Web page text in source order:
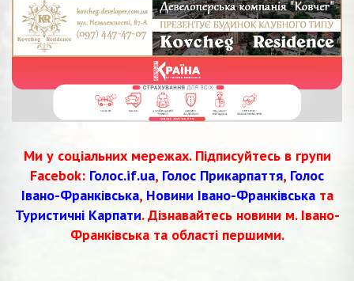
Ми у соціальних мережах. Підписуйтесь в групи
Facebok: Голос.if.ua, Голос Прикарпаття, Голос
Івано-Франківська, Новини Івано-Франківськата
Туристичні Карпати. Дізнавайтесь новини м. Івано-
Франківська та області першими.